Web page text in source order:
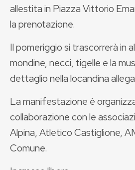
allestita in Piazza Vittorio
la prenotazione.
Il pomeriggio si trascorrerà in
mondine, necci, tigelle e la
dettaglio nella locandina
La manifestazione è
collaborazione con le
Alpina, Atletico Castiglione,
Comune.